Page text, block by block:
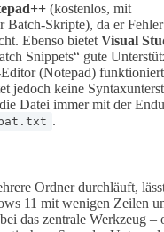
(kostenlos, mit
Batch-Skripte), da er
Ebenso bietet Visual
Snippets“ gute
(Notepad) funktioniert
jedoch keine
Datei immer mit der
.
Ordner durchläuft,
11 mit wenigen Zeilen
das zentrale Werkzeug –